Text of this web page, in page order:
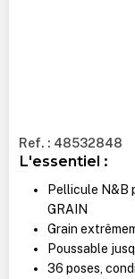
Ref. : 48532848
L'essentiel :
Pellicule N&B
GRAIN
Grain
Poussable
36 poses,